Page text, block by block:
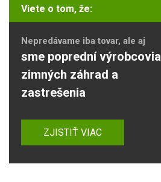
Viete o tom, že:
Nepredávame iba tovar, ale aj
sme poprední výrobcovia
zimných záhrad a
zastrešenia
ZJISTIŤ VIAC